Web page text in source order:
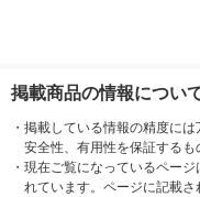
掲載商品の情報につい
・ 掲載している情報の精度には
安全性、有用性を保証するも
・ 現在ご覧になっているペー
れています。ページに記載